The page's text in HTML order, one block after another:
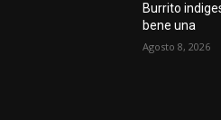
Burrito
bene una
Agosto 8, 2026